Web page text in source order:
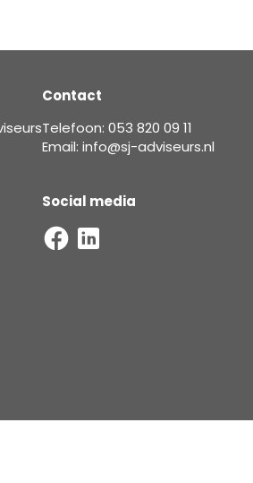
Contact
Telefoon: 053 820 09 11
Email: info@sj-adviseurs.nl
Social media